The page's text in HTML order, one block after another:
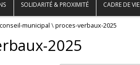
SOLIDARITÉ & PROXIMITÉ CADRE DE VIE
municipal \proces-verbaux-2025
2025